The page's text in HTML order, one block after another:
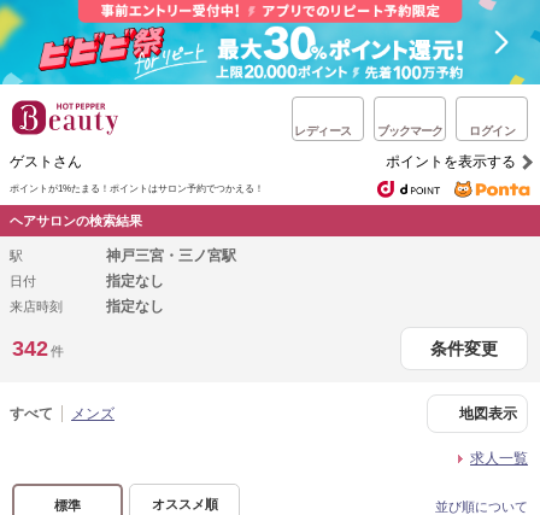
レディース ブックマーク ログイン
ゲストさん ポイントを表示する
ポイントが1%たまる！ ポイントはサロン予約でつかえる！
ヘアサロンの検索結果
駅 神戸三宮・三ノ宮駅
日付 指定なし
来店時刻 指定なし
342件 条件変更
すべて メンズ 地図表示
求人一覧
標準 オススメ順 並び順について